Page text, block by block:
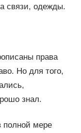
связи, одежды.
права
Но для того,
знал.
полной мере